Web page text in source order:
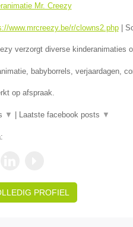
Mr. Creezy
www.mrcreezy.be/r/clowns2.php|
verzorgt diverse kinderanimaties
babyborrels, verjaardagen,
op afspraak.
▼ Laatste facebook posts ▼
PROFIEL